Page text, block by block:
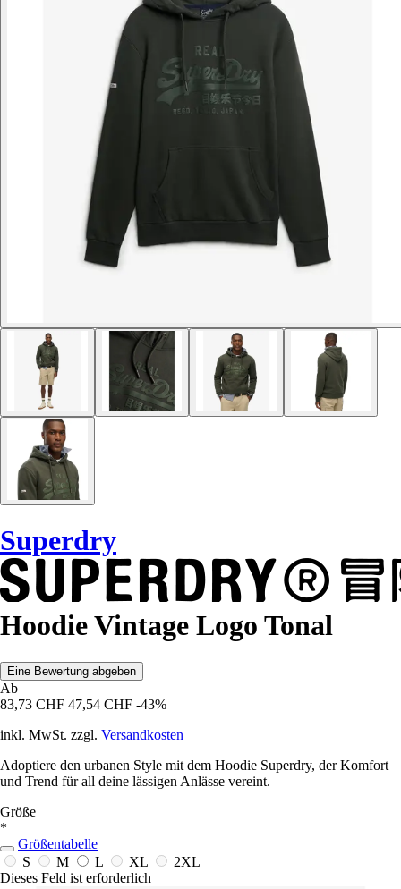
Superdry
Hoodie Vintage Logo Tonal
Eine Bewertung abgeben
Ab
83,73 CHF 47,54 CHF -43%
inkl. MwSt. zzgl. Versandkosten
Adoptiere den urbanen Style mit dem Hoodie Superdry, der Komfort
und Trend für all deine lässigen Anlässe vereint.
Größe
*
Größentabelle
S
M L XL
2XL
Dieses Feld ist erforderlich